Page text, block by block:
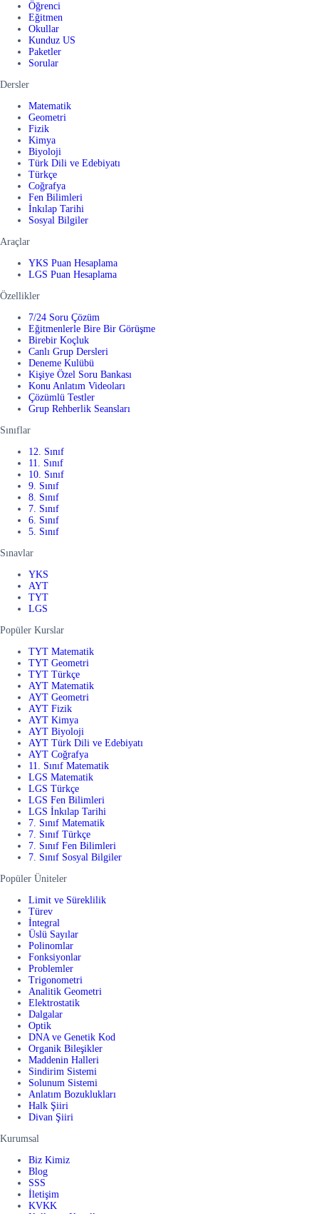
Öğrenci
Eğitmen
Okullar
Kunduz US
Paketler
Sorular
Dersler
Matematik
Geometri
Fizik
Kimya
Biyoloji
Türk Dili ve Edebiyatı
Türkçe
Coğrafya
Fen Bilimleri
İnkılap Tarihi
Sosyal Bilgiler
Araçlar
YKS Puan Hesaplama
LGS Puan Hesaplama
Özellikler
7/24 Soru Çözüm
Eğitmenlerle Bire Bir Görüşme
Birebir Koçluk
Canlı Grup Dersleri
Deneme Kulübü
Kişiye Özel Soru Bankası
Konu Anlatım Videoları
Çözümlü Testler
Grup Rehberlik Seansları
Sınıflar
12. Sınıf
11. Sınıf
10. Sınıf
9. Sınıf
8. Sınıf
7. Sınıf
6. Sınıf
5. Sınıf
Sınavlar
YKS
AYT
TYT
LGS
Popüler Kurslar
TYT Matematik
TYT Geometri
TYT Türkçe
AYT Matematik
AYT Geometri
AYT Fizik
AYT Kimya
AYT Biyoloji
AYT Türk Dili ve Edebiyatı
AYT Coğrafya
11. Sınıf Matematik
LGS Matematik
LGS Türkçe
LGS Fen Bilimleri
LGS İnkılap Tarihi
7. Sınıf Matematik
7. Sınıf Türkçe
7. Sınıf Fen Bilimleri
7. Sınıf Sosyal Bilgiler
Popüler Üniteler
Limit ve Süreklilik
Türev
İntegral
Üslü Sayılar
Polinomlar
Fonksiyonlar
Problemler
Trigonometri
Analitik Geometri
Elektrostatik
Dalgalar
Optik
DNA ve Genetik Kod
Organik Bileşikler
Maddenin Halleri
Sindirim Sistemi
Solunum Sistemi
Anlatım Bozuklukları
Halk Şiiri
Divan Şiiri
Kurumsal
Biz Kimiz
Blog
SSS
İletişim
KVKK